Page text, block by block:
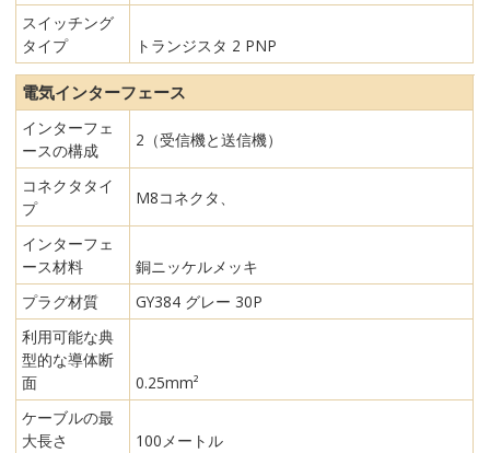
スイッチング
タイプ
トランジスタ 2 PNP
電気インターフェース
インターフェ
ースの構成
2（受信機と送信機）
コネクタタイ
プ
M8コネクタ、
インターフェ
ース材料
銅ニッケルメッキ
プラグ材質
GY384 グレー 30P
利用可能な典
型的な導体断
面
0.25mm²
ケーブルの最
大長さ
100メートル